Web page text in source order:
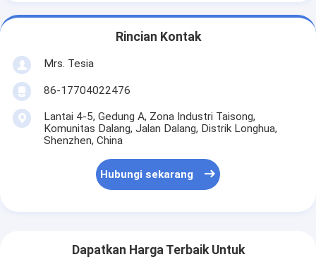
Rincian Kontak
Mrs. Tesia
86-17704022476
Lantai 4-5, Gedung A, Zona Industri Taisong,
Komunitas Dalang, Jalan Dalang, Distrik Longhua,
Shenzhen, China
Hubungi sekarang
Dapatkan Harga Terbaik Untuk